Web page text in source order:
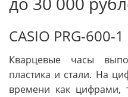
CASIO PRG-600-1
Кварцевые часы
пластика и стали. На
времени как цифрами,